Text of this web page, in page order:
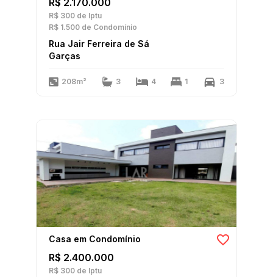
R$ 300 de Iptu
R$ 1.500 de Condomínio
Rua Jair Ferreira de Sá
Garças
208m² 3 4 1 3
Casa em Condomínio
R$ 2.400.000
R$ 300 de Iptu